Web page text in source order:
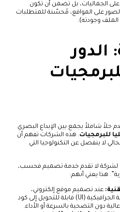
على الجماليات، بل تضمن أن تكون
على المواقع، مُحسّنة للمتطلبات
الدور
حلاً شاملاً يجمع بين الإبداع البصري
للبرمجيات. هذه الشركات تفهم أن
لا ينفصل عن التكنولوجيا التي
لشركة لا تقدم خدمة تصميم فحسب،
هذا يعني أنهم:
عند تصميم موقع إلكتروني،
يضمنون أن تكون الواجهة الجرافيكية (UI) قابلة للتحويل إلى كود